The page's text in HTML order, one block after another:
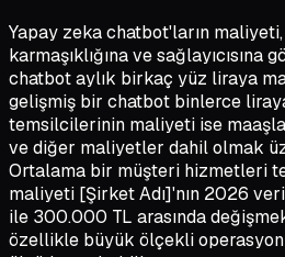
Yapay zeka chatbot'ların
karmaşıklığına ve sağlayıcısına
chatbot aylık birkaç yüz liraya
gelişmiş bir chatbot binlerce
temsilcilerinin maliyeti ise
ve diğer maliyetler dahil olmak
Ortalama bir müşteri hizmetleri
maliyeti [Şirket Adı]'nın 2026
ile 300.000 TL arasında
özellikle büyük ölçekli